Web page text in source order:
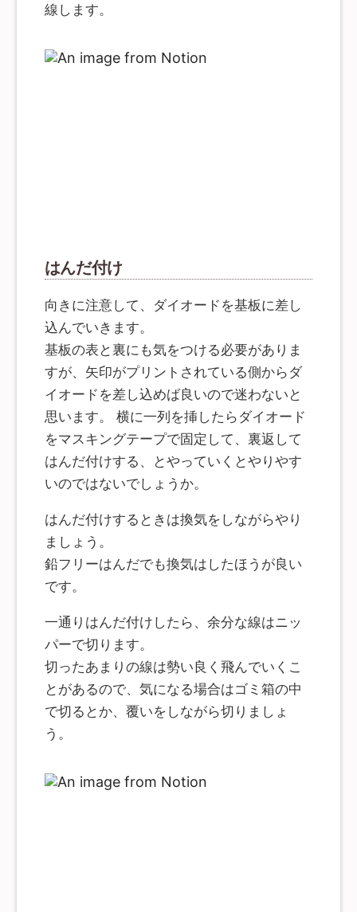
線します。
はんだ付け
向きに注意して、ダイオードを基板に差し
込んでいきます。
基板の表と裏にも気をつける必要がありま
すが、矢印がプリントされている側からダ
イオードを差し込めば良いので迷わないと
思います。 横に一列を挿したらダイオード
をマスキングテープで固定して、裏返して
はんだ付けする、とやっていくとやりやす
いのではないでしょうか。
はんだ付けするときは換気をしながらやり
ましょう。
鉛フリーはんだでも換気はしたほうが良い
です。
一通りはんだ付けしたら、余分な線はニッ
パーで切ります。
切ったあまりの線は勢い良く飛んでいくこ
とがあるので、気になる場合はゴミ箱の中
で切るとか、覆いをしながら切りましょ
う。